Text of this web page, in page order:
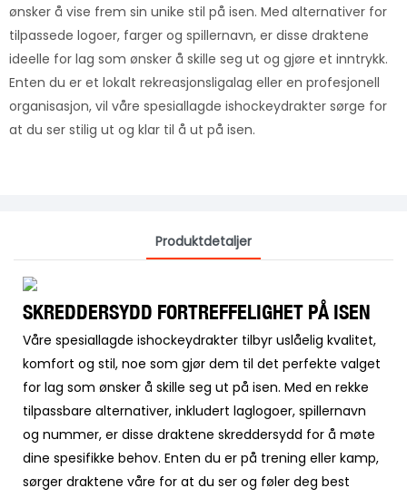
ønsker å vise frem sin unike stil på isen. Med alternativer for
tilpassede logoer, farger og spillernavn, er disse draktene
ideelle for lag som ønsker å skille seg ut og gjøre et inntrykk.
Enten du er et lokalt rekreasjonsligalag eller en profesjonell
organisasjon, vil våre spesiallagde ishockeydrakter sørge for
at du ser stilig ut og klar til å ut på isen.
Produktdetaljer
SKREDDERSYDD FORTREFFELIGHET PÅ ISEN
Våre spesiallagde ishockeydrakter tilbyr uslåelig kvalitet,
komfort og stil, noe som gjør dem til det perfekte valget
for lag som ønsker å skille seg ut på isen. Med en rekke
tilpassbare alternativer, inkludert laglogoer, spillernavn
og nummer, er disse draktene skreddersydd for å møte
dine spesifikke behov. Enten du er på trening eller kamp,
sørger draktene våre for at du ser og føler deg best